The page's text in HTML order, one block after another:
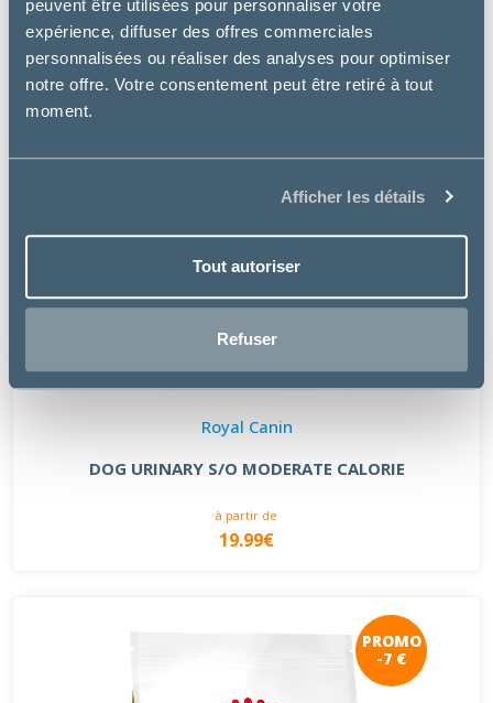
peuvent être utilisées pour personnaliser votre
expérience, diffuser des offres commerciales
personnalisées ou réaliser des analyses pour optimiser
notre offre. Votre consentement peut être retiré à tout
moment.
Afficher les détails
Tout autoriser
Refuser
Royal Canin
DOG URINARY S/O MODERATE CALORIE
à partir de
19.99€
PROMO
-7 €